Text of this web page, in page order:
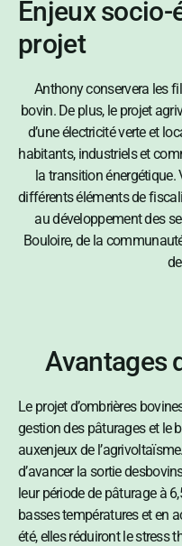
Enjeux
projet
Anthony conservera les
bovin. De plus, le projet
d’une électricité verte et
habitants, industriels et
la transition énergétique.
différents éléments de
au développement des
Bouloire, de la
Avantages
Le projet d’ombrières
gestion des pâturages et le
auxenjeux de
d’avancer la sortie
leur période de pâturage à
basses températures et en
été, elles réduiront le stress